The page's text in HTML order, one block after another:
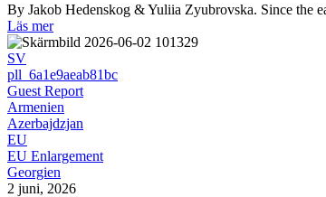
By Jakob Hedenskog & Yuliia Zyubrovska. Since the
Läs mer
SV
pll_6a1e9aeab81bc
Guest Report
Armenien
Azerbajdzjan
EU
EU Enlargement
Georgien
2 juni, 2026